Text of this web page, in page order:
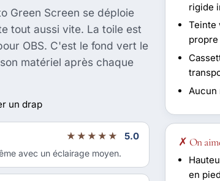
Green Screen se déploie
tout aussi vite. La toile est
OBS. C'est le fond vert le
matériel après chaque
un drap
★★★★★ 5.0
avec un éclairage moyen.
rigide
Teinte
propre
Aucun
✗ On
en pied